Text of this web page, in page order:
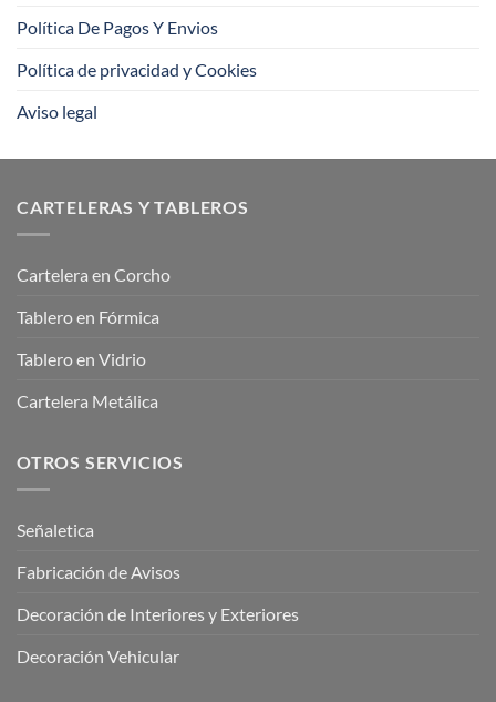
Política De Pagos Y Envios
Política de privacidad y Cookies
Aviso legal
CARTELERAS Y TABLEROS
Cartelera en Corcho
Tablero en Fórmica
Tablero en Vidrio
Cartelera Metálica
OTROS SERVICIOS
Señaletica
Fabricación de Avisos
Decoración de Interiores y Exteriores
Decoración Vehicular